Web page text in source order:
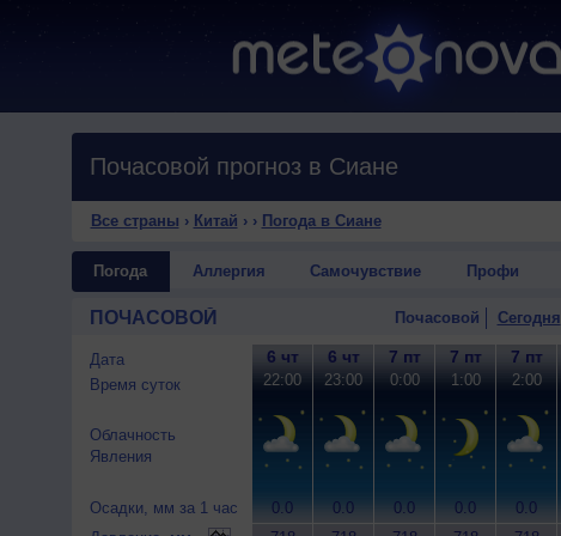
Почасовой прогноз в Сиане
Все страны › Китай › › Погода в Сиане
Погода Аллергия Самочувствие Профи
ПОЧАСОВОЙ Почасовой Сегодня
Дата
Время суток
Облачность
Явления
Осадки, мм за 1 час
6 чт
22:00
0.0
6 чт
23:00
0.0
7 пт
0:00
0.0
7 пт
1:00
0.0
7 пт
2:00
0.0